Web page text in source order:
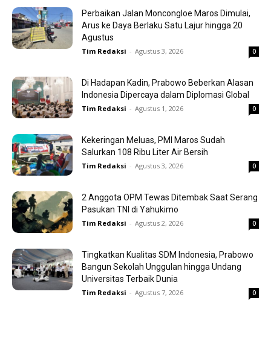
Perbaikan Jalan Moncongloe Maros Dimulai,
Arus ke Daya Berlaku Satu Lajur hingga 20
Agustus
Tim Redaksi - Agustus 3, 2026 0
Di Hadapan Kadin, Prabowo Beberkan Alasan
Indonesia Dipercaya dalam Diplomasi Global
Tim Redaksi - Agustus 1, 2026 0
Kekeringan Meluas, PMI Maros Sudah
Salurkan 108 Ribu Liter Air Bersih
Tim Redaksi - Agustus 3, 2026 0
2 Anggota OPM Tewas Ditembak Saat Serang
Pasukan TNI di Yahukimo
Tim Redaksi - Agustus 2, 2026 0
Tingkatkan Kualitas SDM Indonesia, Prabowo
Bangun Sekolah Unggulan hingga Undang
Universitas Terbaik Dunia
Tim Redaksi - Agustus 7, 2026 0